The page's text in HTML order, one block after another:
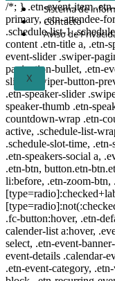
Sistema de
Contacto
Aviso de
X
/*; } .etn-event-item
primary, .etn-attendee-
.schedule-list-1
content .etn-title a, .etn-
event-slider .swiper-
pagination-bullet, .etn-
slider .swiper-button-
.etn-speaker-slider
speaker-thumb .etn-
countdown-wrap .etn-
active, .schedule-list-
.schedule-slot-time,
.etn-speakers-social a,
.etn-btn, button.etn-
li:before, .etn-zoom-btn,
.fc-button:hover, .etn-
calender-list a:hover,
select, .etn-event-
event-details .calendar-
.etn-event-category,